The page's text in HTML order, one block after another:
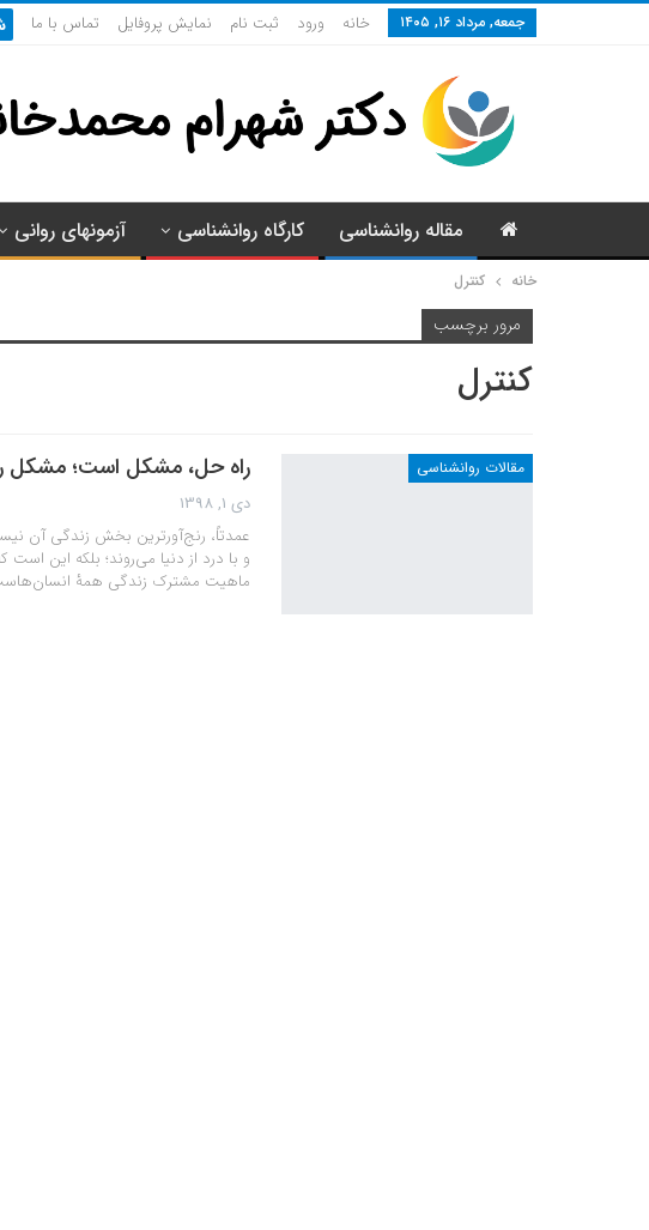
جمعه, مرداد ۱۶, ۱۴۰۵ خانه ورود ثبت نام نمایش پروفایل تماس با ما
مقاله روانشناسی کارگاه روانشناسی آزمونهای روانی
خانه کنترل
مرور برچسب
کنترل
مقالات روانشناسی راه حل، مشکل است؛ مشکل
دی 1, 1398
عمدتاً، رنج‌آورترین بخش زندگی آن
و با درد از دنیا می‌روند؛ بلکه این
ماهیت مشترک زندگی همۀ